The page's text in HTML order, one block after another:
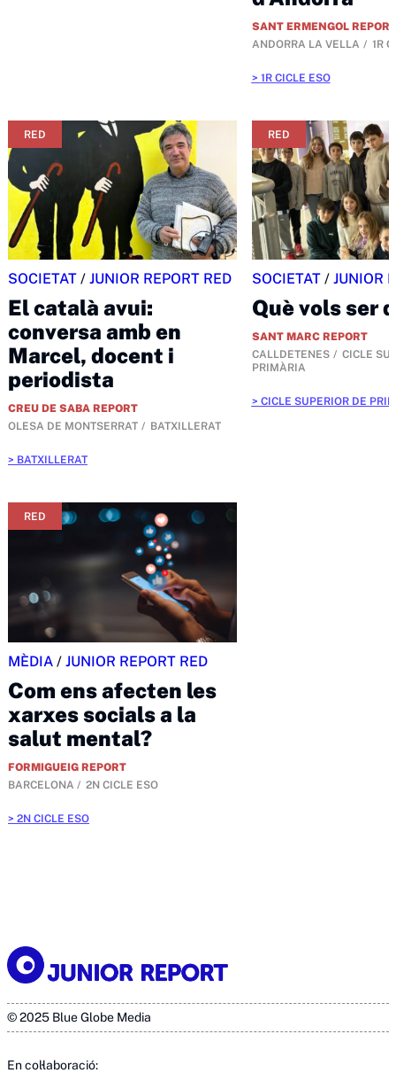
SANT ERMENGOL REPORT
ANDORRA LA VELLA
1R
1R CICLE ESO
RED
SOCIETAT / JUNIOR REPORT RED
El català avui:
conversa amb en
Marcel, docent i
periodista
CREU DE SABA REPORT
OLESA DE MONTSERRAT
BATXILLERAT
BATXILLERAT
RED
SOCIETAT/ JUNIOR
Què vols ser
SANT MARC REPORT
CALLDETENES
CICLE
PRIMÀRIA
CICLE SUPERIOR DE
RED
MÈDIA / JUNIOR REPORT RED
Com ens afecten les
xarxes socials a la
salut mental?
FORMIGUEIG REPORT
BARCELONA
2N CICLE ESO
2N CICLE ESO
© 2025 Blue Globe Media
En col·laboració: